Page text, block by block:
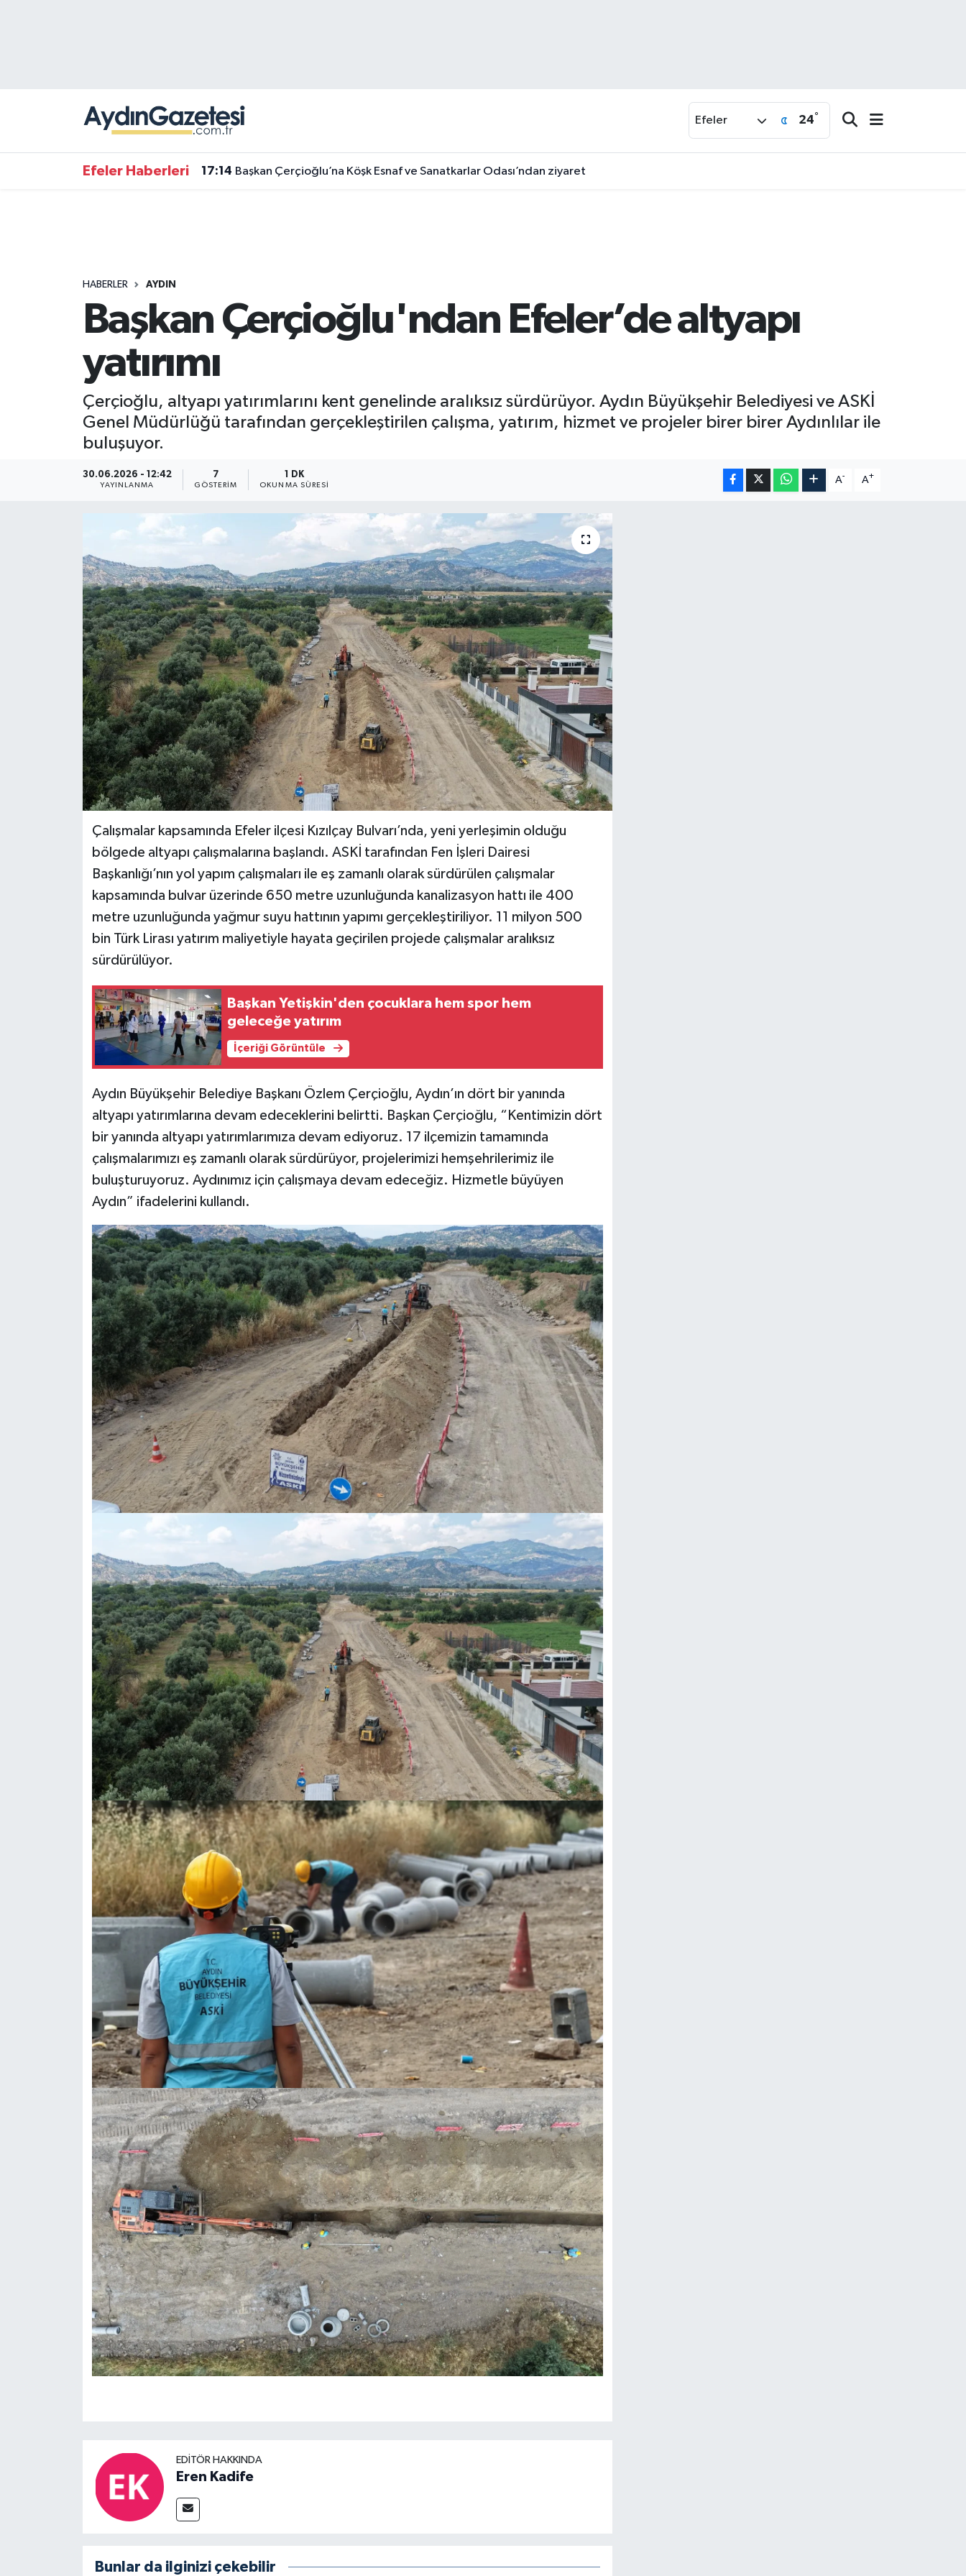
Efeler 24°
Efeler Haberleri 17:14 Başkan Çerçioğlu’na Köşk Esnaf ve Sanatkarlar Odası’ndan ziyaret
HABERLER AYDIN
Başkan Çerçioğlu'ndan Efeler’de altyapı
yatırımı
Çerçioğlu, altyapı yatırımlarını kent genelinde aralıksız sürdürüyor. Aydın Büyükşehir Belediyesi ve ASKİ
Genel Müdürlüğü tarafından gerçekleştirilen çalışma, yatırım, hizmet ve projeler birer birer Aydınlılar ile
buluşuyor.
30.06.2026 - 12:42
YAYINLANMA
7
GÖSTERIM
1 DK
OKUNMA SÜRESI
A- A+
Çalışmalar kapsamında Efeler ilçesi Kızılçay Bulvarı’nda, yeni yerleşimin olduğu
bölgede altyapı çalışmalarına başlandı. ASKİ tarafından Fen İşleri Dairesi
Başkanlığı’nın yol yapım çalışmaları ile eş zamanlı olarak sürdürülen çalışmalar
kapsamında bulvar üzerinde 650 metre uzunluğunda kanalizasyon hattı ile 400
metre uzunluğunda yağmur suyu hattının yapımı gerçekleştiriliyor. 11 milyon 500
bin Türk Lirası yatırım maliyetiyle hayata geçirilen projede çalışmalar aralıksız
sürdürülüyor.
Başkan Yetişkin'den çocuklara hem spor hem
geleceğe yatırım
İçeriği Görüntüle
Aydın Büyükşehir Belediye Başkanı Özlem Çerçioğlu, Aydın’ın dört bir yanında
altyapı yatırımlarına devam edeceklerini belirtti. Başkan Çerçioğlu, “Kentimizin dört
bir yanında altyapı yatırımlarımıza devam ediyoruz. 17 ilçemizin tamamında
çalışmalarımızı eş zamanlı olarak sürdürüyor, projelerimizi hemşehrilerimiz ile
buluşturuyoruz. Aydınımız için çalışmaya devam edeceğiz. Hizmetle büyüyen
Aydın” ifadelerini kullandı.
EDITÖR HAKKINDA
Eren Kadife
Bunlar da ilginizi çekebilir
Süper Lig Puan Durumu ve Fikstür
Tüm Manşetler